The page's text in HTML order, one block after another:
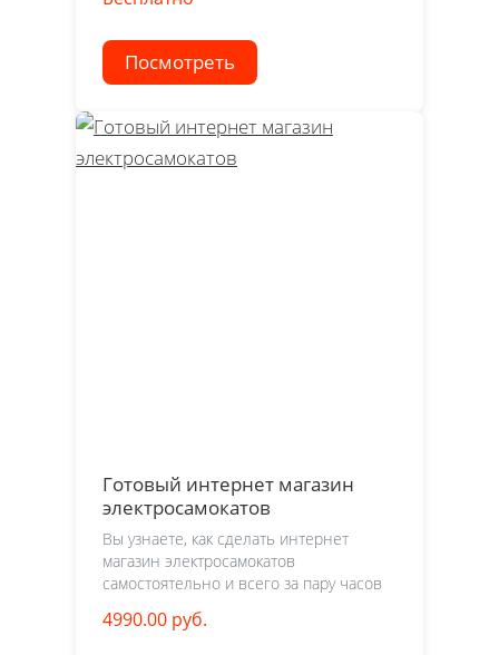
Посмотреть
Готовый интернет магазин
электросамокатов
Вы узнаете, как сделать интернет
магазин электросамокатов
самостоятельно и всего за пару часов
4990.00 руб.